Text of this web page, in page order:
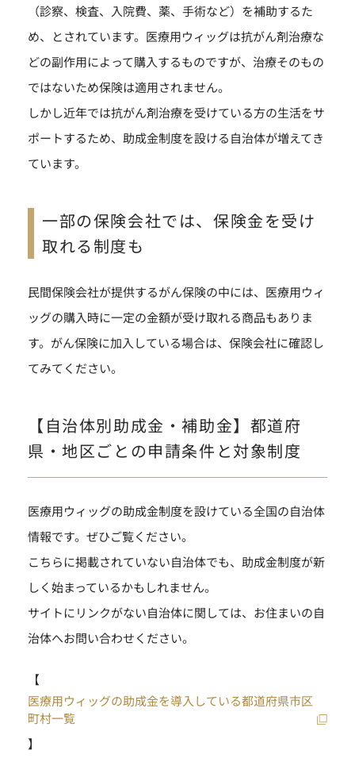
（診察、検査、入院費、薬、手術など）を補助するた
め、とされています。医療用ウィッグは抗がん剤治療な
どの副作用によって購入するものですが、治療そのもの
ではないため保険は適用されません。
しかし近年では抗がん剤治療を受けている方の生活をサ
ポートするため、助成金制度を設ける自治体が増えてき
ています。
一部の保険会社では、保険金を受け
取れる制度も
民間保険会社が提供するがん保険の中には、医療用ウィ
ッグの購入時に一定の金額が受け取れる商品もありま
す。がん保険に加入している場合は、保険会社に確認し
てみてください。
【自治体別助成金・補助金】都道府
県・地区ごとの申請条件と対象制度
医療用ウィッグの助成金制度を設けている全国の自治体
情報です。ぜひご覧ください。
こちらに掲載されていない自治体でも、助成金制度が新
しく始まっているかもしれません。
サイトにリンクがない自治体に関しては、お住まいの自
治体へお問い合わせください。
【
医療用ウィッグの助成金を導入している都道府県市区
町村一覧
】